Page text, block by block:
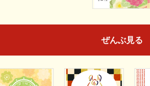
ぜんぶ見る